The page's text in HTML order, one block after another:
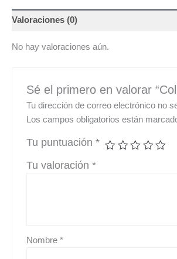
Valoraciones (0)
No hay valoraciones aún.
Sé el primero en valorar
Tu dirección de correo electrónico no
Los campos obligatorios están
Tu puntuación*
Tu valoración*
Nombre*